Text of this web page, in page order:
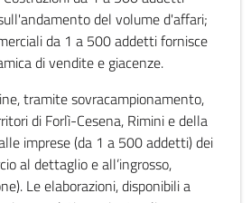
del volume d'affari;
da 1 a 500 addetti fornisce
di vendite e giacenze.
tramite sovracampionamento,
di Forlì-Cesena, Rimini e della
imprese (da 1 a 500 addetti) dei
al dettaglio e all’ingrosso,
Le elaborazioni, disponibili a